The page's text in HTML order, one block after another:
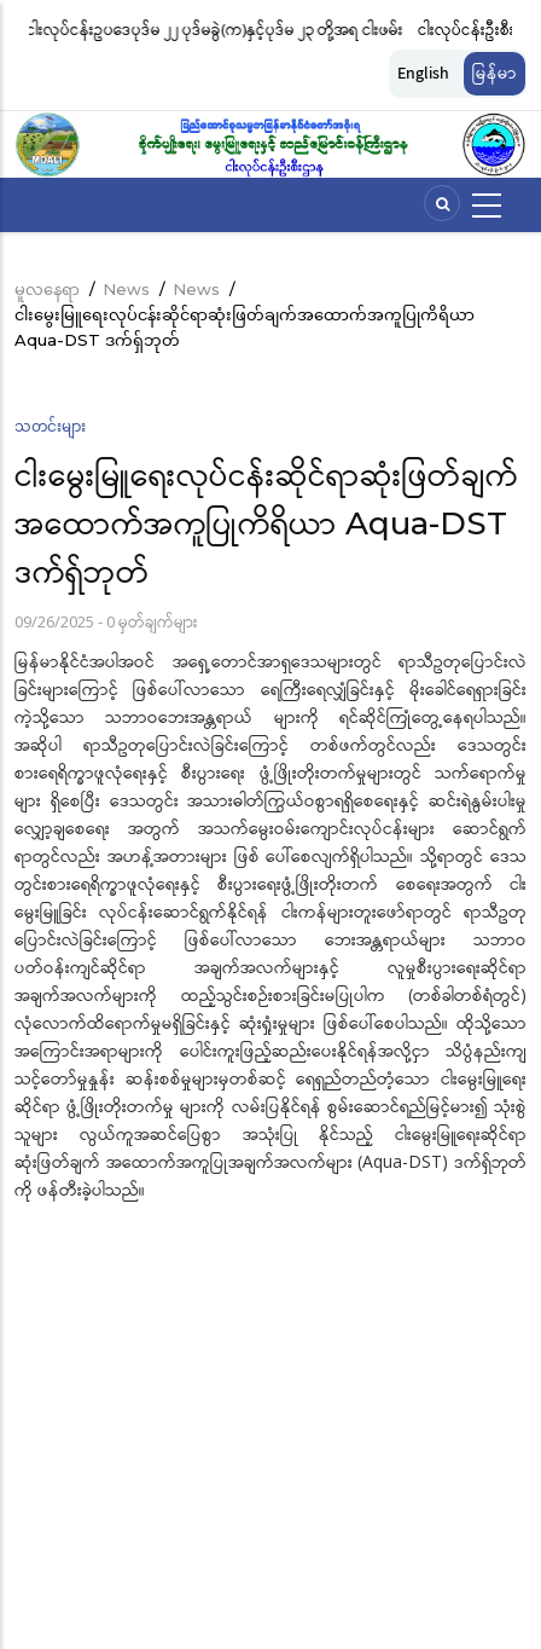
အဓိက
အကြောင်းအရာ
မည်
ဖမ်း
ငါးလုပ်ငန်းဦးစီးဌာနနှင့် FFI အကြား မြန်မာနိုင်ငံ ပင်လယ်နှင့် ရေချိုဇီဝမျိုးစုံ
မျိုးကွဲများ ထိန်းသိမ်းကာကွယ်စောင့်ရှောက်ခြင်းလုပ်ငန်းများ ဆောင်ရွက်မှု
English မြန်မာ
Breadcrumb
မူလနေရာ / News / News /
ငါးမွေးမြူရေးလုပ်ငန်းဆိုင်ရာဆုံးဖြတ်ချက်အထောက်အကူပြုကိရိယာ
Aqua-DST ဒက်ရှ်ဘုတ်
သတင်းများ
ငါးမွေးမြူရေးလုပ်ငန်းဆိုင်ရာဆုံးဖြတ်ချက်
အထောက်အကူပြုကိရိယာ Aqua-DST
ဒက်ရှ်ဘုတ်
09/26/2025 - 0 မှတ်ချက်များ
မြန်မာနိုင်ငံအပါအဝင် အရှေ့တောင်အာရှဒေသများတွင် ရာသီဥတုပြောင်းလဲ
ခြင်းများကြောင့် ဖြစ်ပေါ်လာသော ရေကြီးရေလျှံခြင်းနှင့် မိုးခေါင်ရေရှားခြင်း
ကဲ့သို့သော သဘာဝဘေးအန္တရာယ် များကို ရင်ဆိုင်ကြုံတွေ့နေရပါသည်။
အဆိုပါ ရာသီဥတုပြောင်းလဲခြင်းကြောင့် တစ်ဖက်တွင်လည်း ဒေသတွင်း
စားရေရိက္ခာဖူလုံရေးနှင့် စီးပွားရေး ဖွံ့ဖြိုးတိုးတက်မှုများတွင် သက်ရောက်မှု
များ ရှိစေပြီး ဒေသတွင်း အသားဓါတ်ကြွယ်ဝစွာရရှိစေရေးနှင့် ဆင်းရဲနွမ်းပါးမှု
လျှော့ချစေရေး အတွက် အသက်မွေးဝမ်းကျောင်းလုပ်ငန်းများ ဆောင်ရွက်
ရာတွင်လည်း အဟန့်အတားများ ဖြစ် ပေါ်စေလျက်ရှိပါသည်။ သို့ရာတွင် ဒေသ
တွင်းစားရေရိက္ခာဖူလုံရေးနှင့် စီးပွားရေးဖွံ့ဖြိုးတိုးတက် စေရေးအတွက် ငါး
မွေးမြူခြင်း လုပ်ငန်းဆောင်ရွက်နိုင်ရန် ငါးကန်များတူးဖော်ရာတွင် ရာသီဥတု
ပြောင်းလဲခြင်းကြောင့် ဖြစ်ပေါ်လာသော ဘေးအန္တရာယ်များ သဘာဝ
ပတ်ဝန်းကျင်ဆိုင်ရာ အချက်အလက်များနှင့် လူမှုစီးပွားရေးဆိုင်ရာ
အချက်အလက်များကို ထည့်သွင်းစဉ်းစားခြင်းမပြုပါက (တစ်ခါတစ်ရံတွင်)
လုံလောက်ထိရောက်မှုမရှိခြင်းနှင့် ဆုံးရှုံးမှုများ ဖြစ်ပေါ်စေပါသည်။ ထိုသို့သော
အကြောင်းအရာများကို ပေါင်းကူးဖြည့်ဆည်းပေးနိုင်ရန်အလို့ငှာ သိပ္ပံနည်းကျ
သင့်တော်မှုနှုန်း ဆန်းစစ်မှုများမှတစ်ဆင့် ရေရှည်တည်တံ့သော ငါးမွေးမြူရေး
ဆိုင်ရာ ဖွံ့ဖြိုးတိုးတက်မှု များကို လမ်းပြနိုင်ရန် စွမ်းဆောင်ရည်မြင့်မား၍ သုံးစွဲ
သူများ လွယ်ကူအဆင်ပြေစွာ အသုံးပြု နိုင်သည့် ငါးမွေးမြူရေးဆိုင်ရာ
ဆုံးဖြတ်ချက် အထောက်အကူပြုအချက်အလက်များ (Aqua-DST) ဒက်ရှ်ဘုတ်
ကို ဖန်တီးခဲ့ပါသည်။